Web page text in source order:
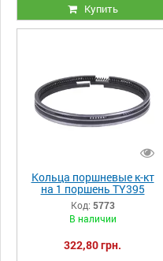
Купить
Кольца поршневые к-кт
на 1 поршень TY395
Код: 5773
В наличии
322,80 грн.